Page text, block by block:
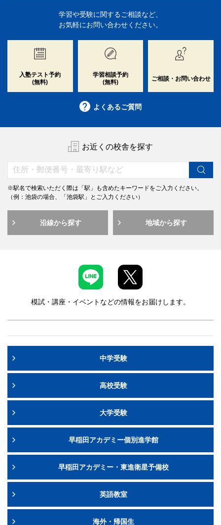
学習や受験に関するご相談など、
お気軽にお問い合わせください。
入塾テスト予約
(無料)
学習相談予約
(無料)
ご相談・お問い合わせ
よくあるご質問
お近くの校舎を探す
※駅名で検索いただく際は「駅」も含めたキーワードをご入力ください。
（例：池袋の場合、「池袋駅」とご入力ください）
沿線から探す 地域から探す
模試・講座・イベントなどの情報をお届けします。
中学受験
高校受験
大学受験
早稲田アカデミー個別進学館
早稲田アカデミー・東進衛星予備校
英語教室
海外・帰国生